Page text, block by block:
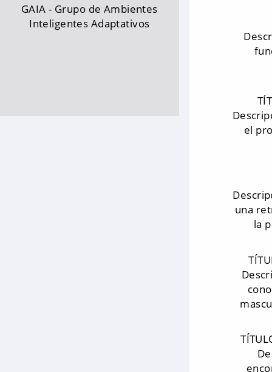
GAIA - Grupo de Ambientes
Inteligentes Adaptativos
el
una
la